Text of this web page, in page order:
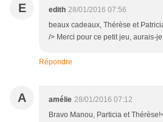
E edith 28/01/2016 07:56
beaux cadeaux, Thérèse et
/> Merci pour ce petit jeu, aurais-
Répondre
A amélie 28/01/2016 07:12
Bravo Manou, Particia et